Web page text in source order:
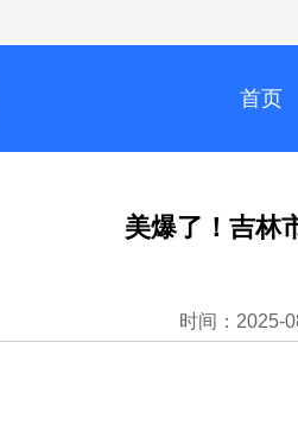
首页
美爆了！吉林
时间：2025-